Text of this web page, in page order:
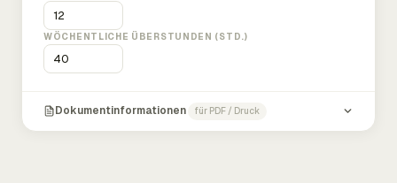
WÖCHENTLICHE ÜBERSTUNDEN (STD.)
Dokumentinformationen für PDF / Druck